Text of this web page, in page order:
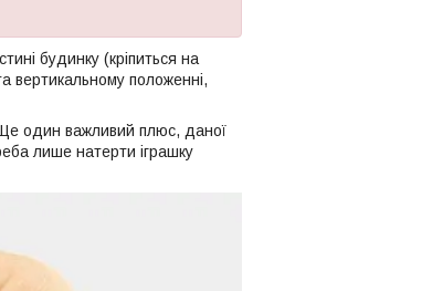
будинку (кріпиться на
вертикальному положенні,
один важливий плюс, даної
лише натерти іграшку